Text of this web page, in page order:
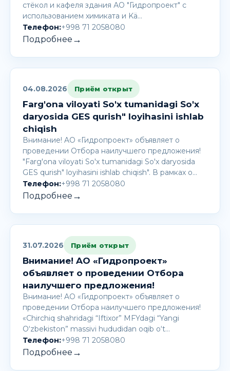
стёкол и кафеля здания АО "Гидропроект" с
использованием химиката и Kä…
Телефон:+998 71 2058080
Подробнее →
04.08.2026 Приём открыт
Farg'ona viloyati So'x tumanidagi So'x
daryosida GES qurish" loyihasini ishlab
chiqish
Внимание! AО «Гидропроект» объявляет о
проведении Отбора наилучшего предложения!
"Farg'ona viloyati So'x tumanidagi So'x daryosida
GES qurish" loyihasini ishlab chiqish". В рамках о…
Телефон:+998 71 2058080
Подробнее →
31.07.2026 Приём открыт
Внимание! AО «Гидропроект»
объявляет о проведении Отбора
наилучшего предложения!
Внимание! AО «Гидропроект» объявляет о
проведении Отбора наилучшего предложения!
«Chirchiq shahridagi “Iftixor” MFYdagi “Yangi
O‘zbekiston” massivi hududidan oqib o‘t…
Телефон:+998 71 2058080
Подробнее →